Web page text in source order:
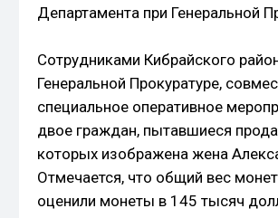
Департамента при Генеральной
Сотрудниками Кибрайского
Генеральной Прокуратуре,
специальное оперативное
двое граждан, пытавшиеся
которых изображена жена
Отмечается, что общий вес
оценили монеты в 145 тысяч